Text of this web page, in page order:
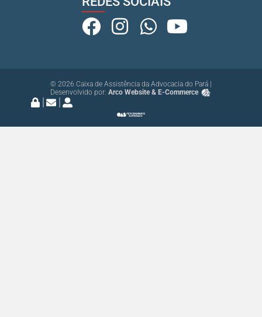
© 2026 Caixa de Assistência da Advocacia do Pará |
Desenvolvido por: Arco Website & E-Commerce